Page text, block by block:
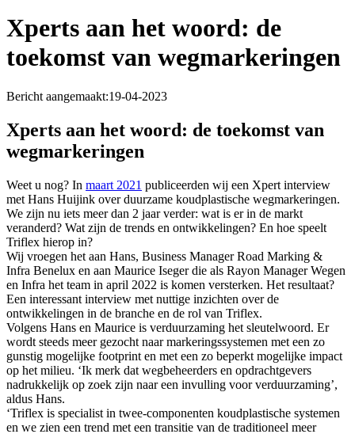
Xperts aan het woord: de
toekomst van wegmarkeringen
Bericht aangemaakt:19-04-2023
Xperts aan het woord: de toekomst van
wegmarkeringen
Weet u nog? In maart 2021 publiceerden wij een Xpert interview
met Hans Huijink over duurzame koudplastische wegmarkeringen.
We zijn nu iets meer dan 2 jaar verder: wat is er in de markt
veranderd? Wat zijn de trends en ontwikkelingen? En hoe speelt
Triflex hierop in?
Wij vroegen het aan Hans, Business Manager Road Marking &
Infra Benelux en aan Maurice Iseger die als Rayon Manager Wegen
en Infra het team in april 2022 is komen versterken. Het resultaat?
Een interessant interview met nuttige inzichten over de
ontwikkelingen in de branche en de rol van Triflex.
Volgens Hans en Maurice is verduurzaming het sleutelwoord. Er
wordt steeds meer gezocht naar markeringssystemen met een zo
gunstig mogelijke footprint en met een zo beperkt mogelijke impact
op het milieu. ‘Ik merk dat wegbeheerders en opdrachtgevers
nadrukkelijk op zoek zijn naar een invulling voor verduurzaming’,
aldus Hans.
‘Triflex is specialist in twee-componenten koudplastische systemen
en we zien een trend met een transitie van de traditioneel meer